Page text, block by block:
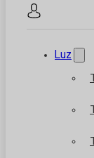
Luz